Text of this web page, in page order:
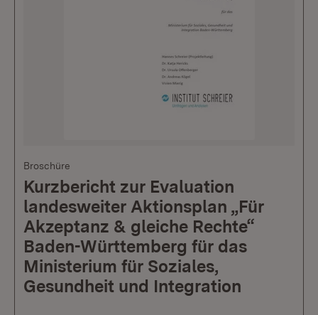
Broschüre
Kurzbericht zur Evaluation
landesweiter Aktionsplan „Für
Akzeptanz & gleiche Rechte“
Baden-Württemberg für das
Ministerium für Soziales,
Gesundheit und Integration